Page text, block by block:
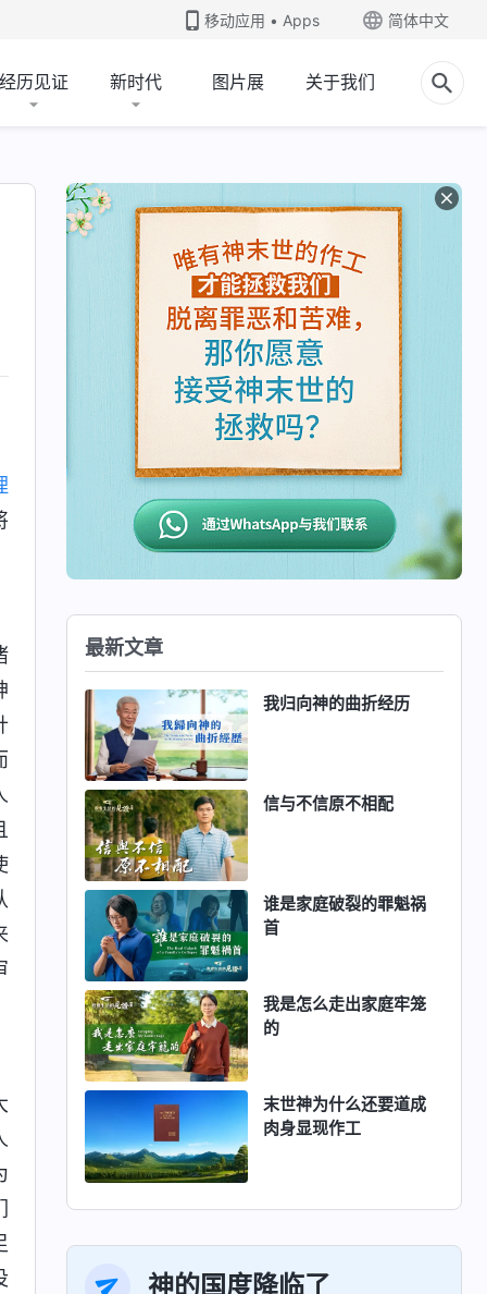
移动应用 • Apps 简体中文
经历见证 新时代 图片展 关于我们
最新文章
我归向神的曲折经历
信与不信原不相配
谁是家庭破裂的罪魁祸
首
我是怎么走出家庭牢笼
的
末世神为什么还要道成
肉身显现作工
神的国度降临了